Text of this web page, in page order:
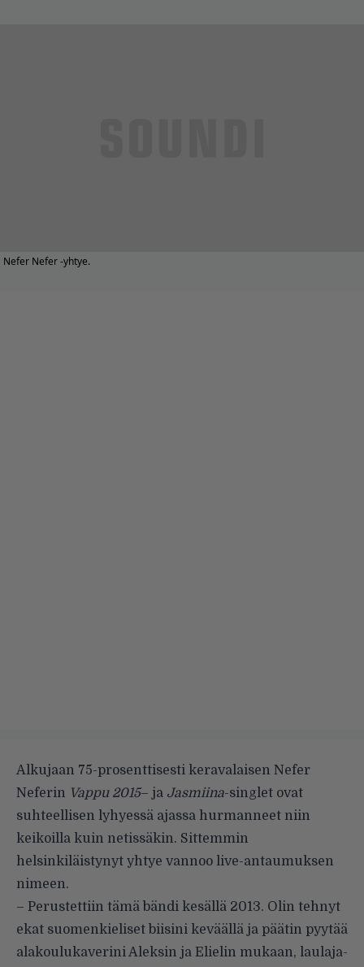
Nefer Nefer -yhtye.
Alkujaan 75-prosenttisesti keravalaisen Nefer
Neferin Vappu 2015– ja Jasmiina-singlet ovat
suhteellisen lyhyessä ajassa hurmanneet niin
keikoilla kuin netissäkin. Sittemmin
helsinkiläistynyt yhtye vannoo live-antaumuksen
nimeen.
– Perustettiin tämä bändi kesällä 2013. Olin tehnyt
ekat suomenkieliset biisini keväällä ja päätin pyytää
alakoulukaverini Aleksin ja Elielin mukaan, laulaja-